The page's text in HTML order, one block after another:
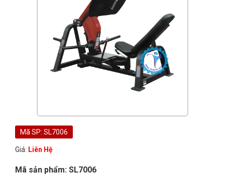
Mã SP: SL7006
Giá: Liên Hệ
Mã sản phẩm: SL7006